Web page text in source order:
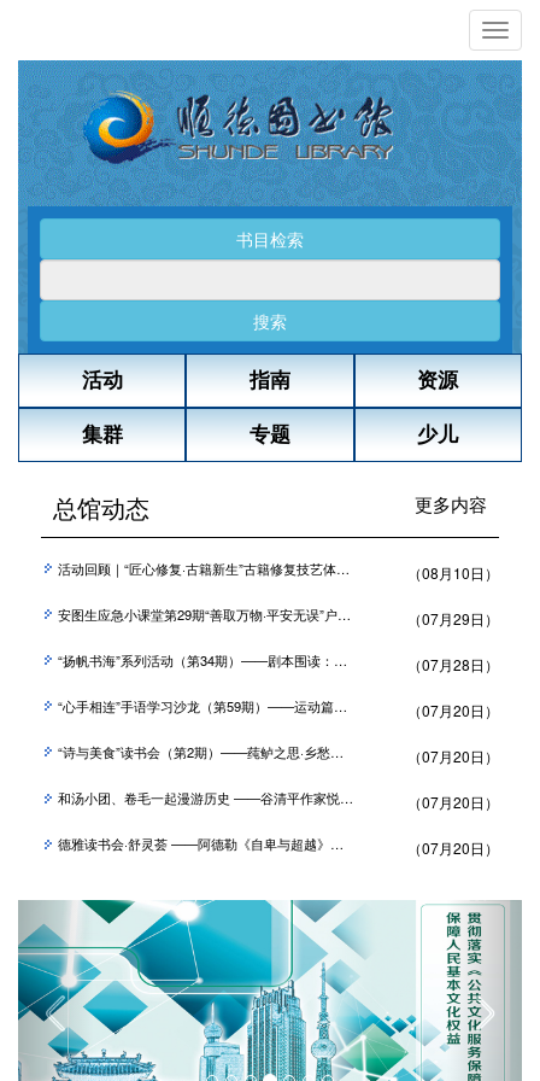
书目检索
搜索
活动 指南 资源
集群 专题 少儿
总馆动态 更多内容
活动回顾｜“匠心修复·古籍新生”古籍修复技艺体验活动圆满举行 （08月10日）
安图生应急小课堂第29期“善取万物·平安无误”户外应急技能公益活动圆满举行 （07月29日）
“扬帆书海”系列活动（第34期）——剧本围读：《主角》活动回顾 （07月28日）
“心手相连”手语学习沙龙（第59期）——运动篇活动回顾 （07月20日）
“诗与美食”读书会（第2期）——莼鲈之思·乡愁篇 活动回顾 （07月20日）
和汤小团、卷毛一起漫游历史 ——谷清平作家悦读分享会（第63期） （07月20日）
德雅读书会·舒灵荟 ——阿德勒《自卑与超越》：看见光照进来的地方 （07月20日）